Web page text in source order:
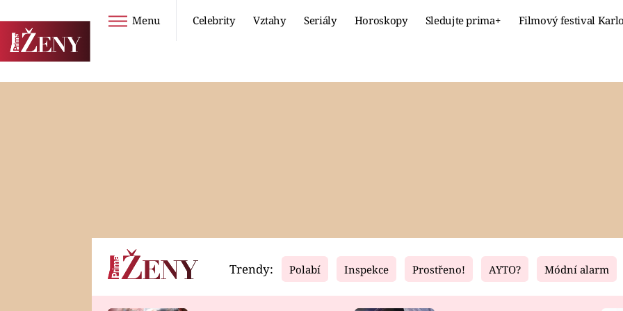
Menu Celebrity Vztahy Seriály Horoskopy Sledujte prima+ Filmový festival
Horoskopy Video Fresh Living
Trendy: Polabí Inspekce Prostřeno! AYTO? Módní alarm